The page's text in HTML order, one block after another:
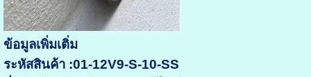
ข้อมูลเพิ่มเติ่ม
ระหัสสินค้า :01-12V9-S-10-SS